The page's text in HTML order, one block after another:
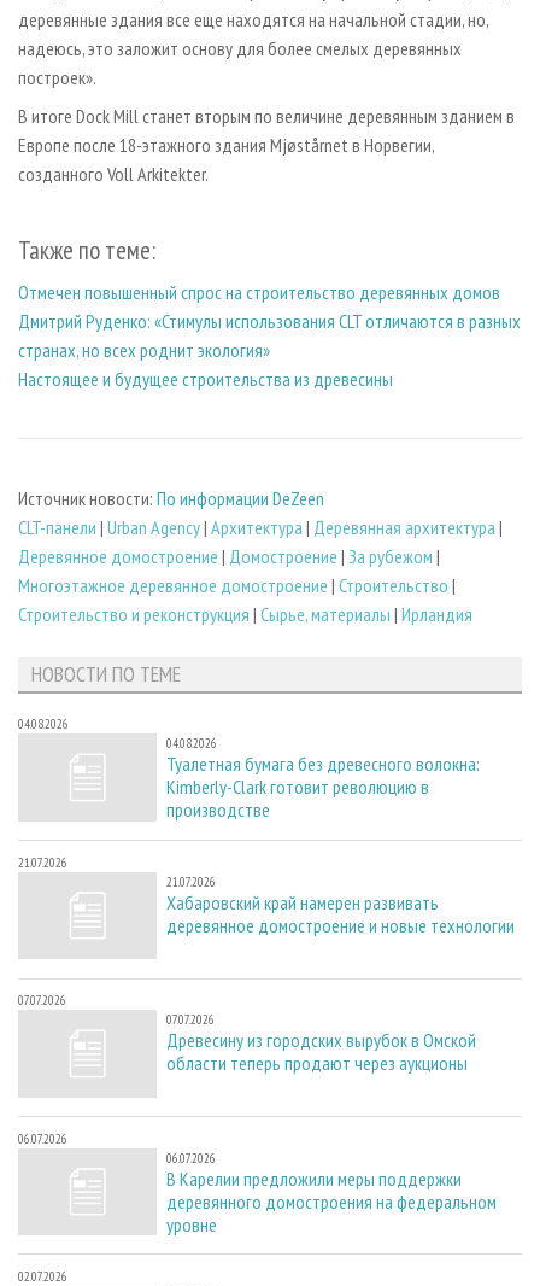
деревянные здания все еще находятся на начальной стадии, но,
надеюсь, это заложит основу для более смелых деревянных
построек».
В итоге Dock Mill станет вторым по величине деревянным зданием в
Европе после 18-этажного здания Mjøstårnet в Норвегии,
созданного Voll Arkitekter.
Также по теме:
Отмечен повышенный спрос на строительство деревянных домов
Дмитрий Руденко: «Стимулы использования CLT отличаются в разных
странах, но всех роднит экология»
Настоящее и будущее строительства из древесины
Источник новости: По информации DeZeen
CLT-панели | Urban Agency| Архитектура | Деревянная архитектура |
Деревянное домостроение | Домостроение | За рубежом |
Многоэтажное деревянное домостроение | Строительство |
Строительство и реконструкция | Сырье, материалы | Ирландия
НОВОСТИ ПО ТЕМЕ
04.08.2026
04.08.2026
Туалетная бумага без древесного волокна:
Kimberly-Clark готовит революцию в
производстве
21.07.2026
21.07.2026
Хабаровский край намерен развивать
деревянное домостроение и новые технологии
07.07.2026
07.07.2026
Древесину из городских вырубок в Омской
области теперь продают через аукционы
06.07.2026
06.07.2026
В Карелии предложили меры поддержки
деревянного домостроения на федеральном
уровне
02.07.2026